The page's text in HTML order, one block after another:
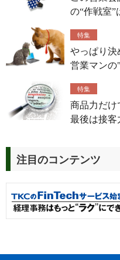
の“作戦室”
特集
やっぱり決
営業マンの
特集
商品力だ
最後は接客
注目のコンテンツ